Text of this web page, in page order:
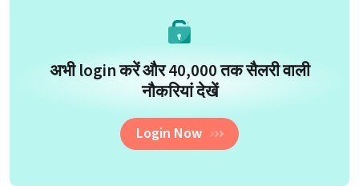
अभी login करें और ₹40,000 तक सैलरी वाली
नौकरियां देखें
Login Now